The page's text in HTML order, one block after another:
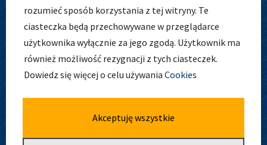
ADRES
Zespół Szkolno-Przedszkolny nr 5
ul. Osobowicka 127
51-004 Wrocław
tel. 71 798 44 28
rozumieć sposób korzystania z tej witryny. Te
ciasteczka będą przechowywane w przeglądarce
użytkownika wyłącznie za jego zgodą. Użytkownik ma
również możliwość rezygnacji z tych ciasteczek.
Dowiedz się więcej o celu używania Cookies
Akceptuję wszystkie